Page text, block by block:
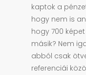
kaptok a
hogy nem is
hogy 700
másik? Nem
abból csak
referenciái